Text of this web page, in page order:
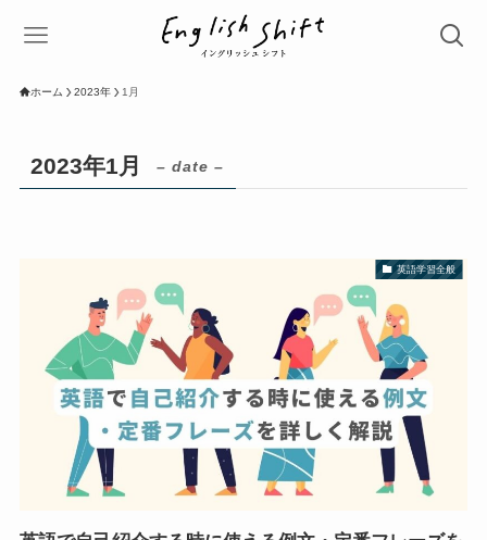
ホーム 2023年 1月
2023年1月 – date –
英語学習全般